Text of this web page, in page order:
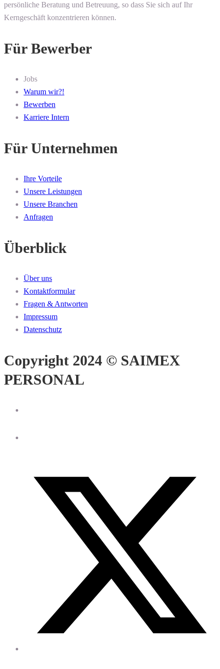
persönliche Beratung und Betreuung, so dass Sie sich auf Ihr
Kerngeschäft konzentrieren können.
Für Bewerber
Jobs
Warum wir?!
Bewerben
Karriere Intern
Für Unternehmen
Ihre Vorteile
Unsere Leistungen
Unsere Branchen
Anfragen
Überblick
Über uns
Kontaktformular
Fragen & Antworten
Impressum
Datenschutz
Copyright 2024 © SAIMEX
PERSONAL